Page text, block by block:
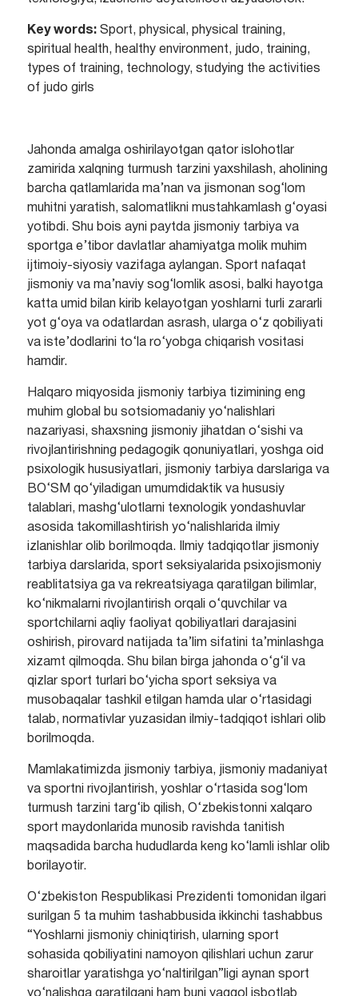
Key words:Sport, physical, physical training,
spiritual health, healthy environment, judo, training,
types of training, technology, studying the activities
of judo girls
Jahonda amalga oshirilayotgan qator islohotlar
zamirida xalqning turmush tarzini yaxshilash, aholining
barcha qatlamlarida ma’nan va jismonan sog‘lom
muhitni yaratish, salomatlikni mustahkamlash g‘oyasi
yotibdi. Shu bois ayni paytda jismoniy tarbiya va
sportga e’tibor davlatlar ahamiyatga molik muhim
ijtimoiy-siyosiy vazifaga aylangan. Sport nafaqat
jismoniy va ma’naviy sog‘lomlik asosi, balki hayotga
katta umid bilan kirib kelayotgan yoshlarni turli zararli
yot g‘oya va odatlardan asrash, ularga o‘z qobiliyati
va iste’dodlarini to‘la ro‘yobga chiqarish vositasi
hamdir.
Halqaro miqyosida jismoniy tarbiya tizimining eng
muhim global bu sotsiomadaniy yo‘nalishlari
nazariyasi, shaxsning jismoniy jihatdan o‘sishi va
rivojlantirishning pedagogik qonuniyatlari, yoshga oid
psixologik hususiyatlari, jismoniy tarbiya darslariga va
BO‘SM qo‘yiladigan umumdidaktik va hususiy
talablari, mashg‘ulotlarni texnologik yondashuvlar
asosida takomillashtirish yo‘nalishlarida ilmiy
izlanishlar olib borilmoqda. Ilmiy tadqiqotlar jismoniy
tarbiya darslarida, sport seksiyalarida psixojismoniy
reablitatsiya ga va rekreatsiyaga qaratilgan bilimlar,
ko‘nikmalarni rivojlantirish orqali o‘quvchilar va
sportchilarni aqliy faoliyat qobiliyatlari darajasini
oshirish, pirovard natijada ta’lim sifatini ta’minlashga
xizamt qilmoqda. Shu bilan birga jahonda o‘g‘il va
qizlar sport turlari bo‘yicha sport seksiya va
musobaqalar tashkil etilgan hamda ular o‘rtasidagi
talab, normativlar yuzasidan ilmiy-tadqiqot ishlari olib
borilmoqda.
Mamlakatimizda jismoniy tarbiya, jismoniy madaniyat
va sportni rivojlantirish, yoshlar o‘rtasida sog‘lom
turmush tarzini targ‘ib qilish, O‘zbekistonni xalqaro
sport maydonlarida munosib ravishda tanitish
maqsadida barcha hududlarda keng ko‘lamli ishlar olib
borilayotir.
O‘zbekiston Respublikasi Prezidenti tomonidan ilgari
surilgan 5 ta muhim tashabbusida ikkinchi tashabbus
“Yoshlarni jismoniy chiniqtirish, ularning sport
sohasida qobiliyatini namoyon qilishlari uchun zarur
sharoitlar yaratishga yo‘naltirilgan”ligi aynan sport